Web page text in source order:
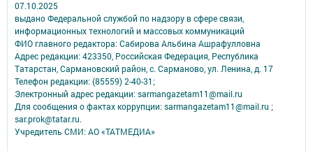
07.10.2025
выдано Федеральной службой по надзору в сфере связи,
информационных технологий и массовых коммуникаций
ФИО главного редактора: Сабирова Альбина Ашрафулловна
Адрес редакции: 423350, Российская Федерация, Республика
Татарстан, Сармановский район, с. Сарманово, ул. Ленина, д. 17
Телефон редакции: (85559) 2-40-31;
Электронный адрес редакции: sarmangazetam11@mail.ru
Для сообщения о фактах коррупции: sarmangazetam11@mail.ru ;
sar.prok@tatar.ru.
Учредитель СМИ: АО «ТАТМЕДИА»